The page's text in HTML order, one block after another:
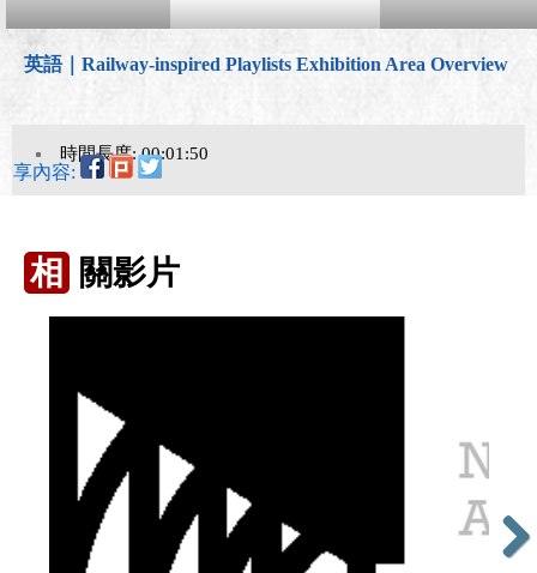
英語｜Railway-inspired Playlists Exhibition Area Overview
時間長度: 00:01:50
享內容:
相 關影片